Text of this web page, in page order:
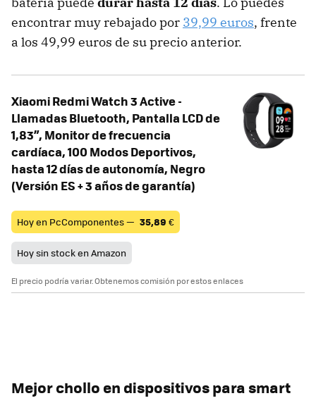
encontrar muy rebajado por 39,99 euros, frente
a los 49,99 euros de su precio anterior.
Xiaomi Redmi Watch 3 Active -
Llamadas Bluetooth, Pantalla LCD de
1,83”, Monitor de frecuencia
cardíaca, 100 Modos Deportivos,
hasta 12 días de autonomía, Negro
(Versión ES + 3 años de garantía)
Hoy en PcComponentes — 35,89 €
Hoy sin stock en Amazon
El precio podría variar. Obtenemos comisión por estos enlaces
Mejor chollo en dispositivos para smart